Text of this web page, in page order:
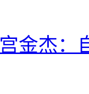
金杰：